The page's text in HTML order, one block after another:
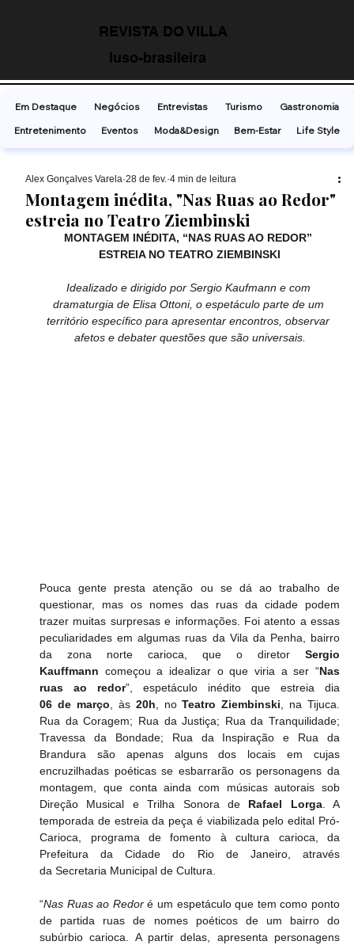
REVISTA DO VILLA
luso-brasileira
Montagem inédita, "Nas Ruas ao Redor"
estreia no Teatro Ziembinski
Alex Gonçalves Varela 28 de fev. 4 min de leitura
MONTAGEM INÉDITA, “NAS RUAS AO REDOR”
ESTREIA NO TEATRO ZIEMBINSKI
Idealizado e dirigido por Sergio Kaufmann e com
dramaturgia de Elisa Ottoni, o espetáculo parte de um
território específico para apresentar encontros, observar
afetos e debater questões que são universais.
Pouca gente presta atenção ou se dá ao trabalho de
questionar, mas os nomes das ruas da cidade podem
trazer muitas surpresas e informações. Foi atento a essas
peculiaridades em algumas ruas da Vila da Penha, bairro
da zona norte carioca, que o diretor Sergio
Kauffmann começou a idealizar o que viria a ser “Nas
ruas ao redor
06 de março , às 20h , no Teatro Ziembinski , na Tijuca.
Rua da Coragem; Rua da Justiça; Rua da Tranquilidade;
Travessa da Bondade; Rua da Inspiração e Rua da
Brandura são apenas alguns dos locais em cujas
encruzilhadas poéticas se esbarrarão os personagens da
montagem, que conta ainda com músicas autorais sob
Direção Musical e Trilha Sonora de Rafael Lorga. A
temporada de estreia da peça é viabilizada pelo edital Pró-
Carioca, programa de fomento à cultura carioca, da
Prefeitura da Cidade do Rio de Janeiro, através
da Secretaria Municipal de Cultura.
“Nas Ruas ao Redor é um espetáculo que tem como ponto
de partida ruas de nomes poéticos de um bairro do
subúrbio carioca. A partir delas, apresenta personagens
Em Destaque Negócios Entrevistas Turismo
Gastronomia
Entretenimento
Eventos Moda&Design Bem-Estar Life Style